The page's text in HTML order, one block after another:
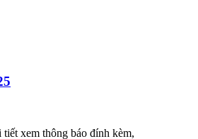
xem thông báo đính kèm,